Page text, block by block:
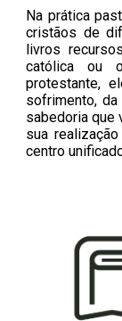
Na prática
cristãos de
livros
católica ou
protestante,
sofrimento,
sabedoria que
sua
centro